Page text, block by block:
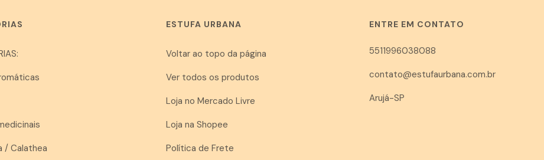
/ Calathea
ESTUFA URBANA
Voltar ao topo da página
Ver todos os produtos
Loja no Mercado Livre
Loja na Shopee
Política de Frete
ENTRE EM CONTATO
5511996038088
contato@estufaurbana.com.br
Arujá-SP